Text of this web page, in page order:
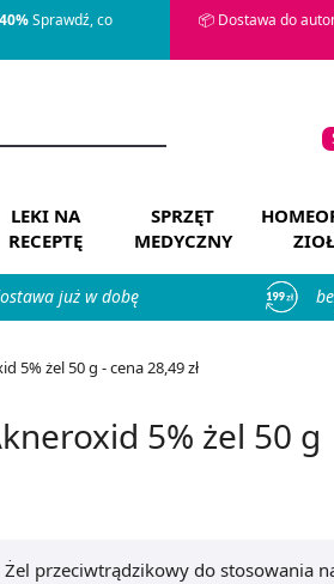
Sprawdź, co
📦 Dostawa do
LEKI NA
RECEPTĘ
SPRZĘT
MEDYCZNY
już w dobę
5% żel 50 g - cena 28,49 zł
5% żel 50 g
Żel przeciwtrądzikowy do stosowania